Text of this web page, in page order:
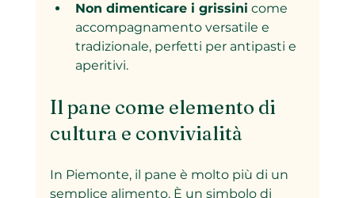
Non dimenticare i grissini come
accompagnamento versatile e
tradizionale, perfetti per antipasti e
aperitivi.
Il pane come elemento di
cultura e convivialità
In Piemonte, il pane è molto più di un
semplice alimento. È un simbolo di